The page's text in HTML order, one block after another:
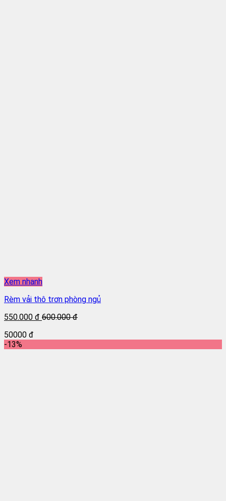
Xem nhanh
Rèm vải thô trơn phòng ngủ
550.000 đ 600.000 đ
50000 đ
-13%